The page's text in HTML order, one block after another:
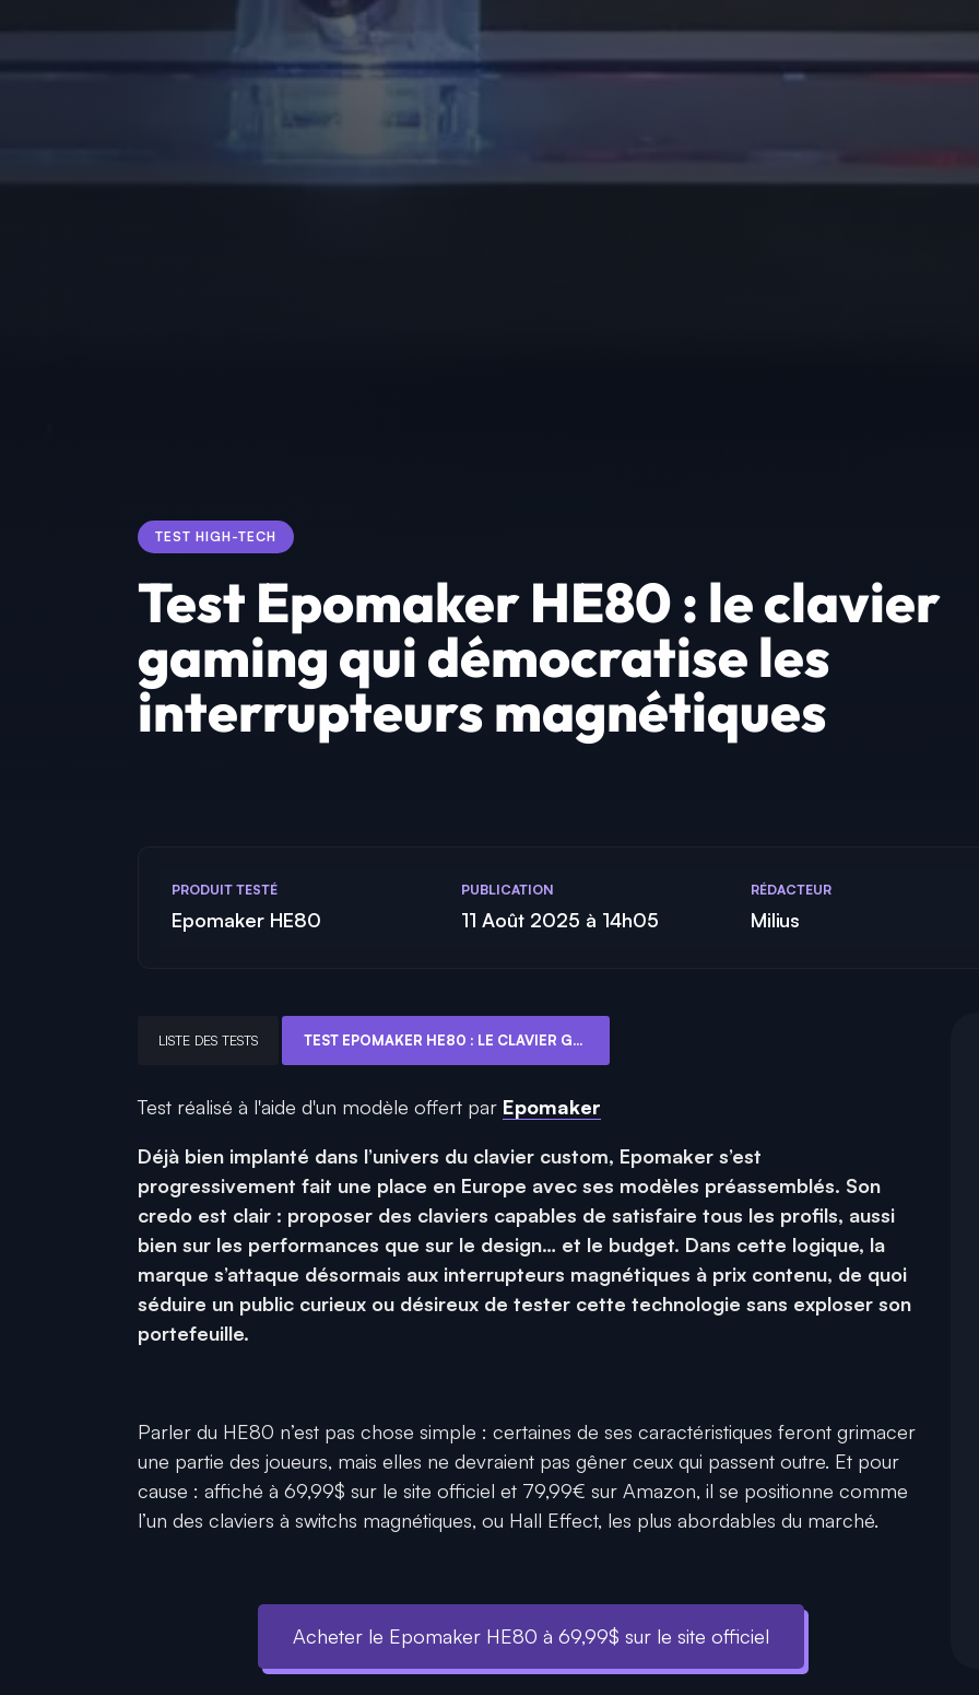
TEST HIGH-TECH
Test Epomaker HE80 : le clavier
gaming qui démocratise les
interrupteurs magnétiques
PRODUIT TESTÉ
Epomaker HE80
PUBLICATION
11 Août 2025 à 14h05
RÉDACTEUR
Milius
LISTE DES TESTS TEST EPOMAKER HE80 : LE CLAVIER GAMING QUI DÉMOCRATISE LES INTERRUPTEURS MAGNÉTIQUES
Test réalisé à l'aide d'un modèle offert par Epomaker
Déjà bien implanté dans l’univers du clavier custom, Epomaker s’est
progressivement fait une place en Europe avec ses modèles préassemblés. Son
credo est clair : proposer des claviers capables de satisfaire tous les profils, aussi
bien sur les performances que sur le design… et le budget. Dans cette logique, la
marque s’attaque désormais aux interrupteurs magnétiques à prix contenu, de quoi
séduire un public curieux ou désireux de tester cette technologie sans exploser son
portefeuille.
Parler du HE80 n’est pas chose simple : certaines de ses caractéristiques feront grimacer
une partie des joueurs, mais elles ne devraient pas gêner ceux qui passent outre. Et pour
cause : affiché à 69,99$ sur le site officiel et 79,99€ sur Amazon, il se positionne comme
l’un des claviers à switchs magnétiques, ou Hall Effect, les plus abordables du marché.
Acheter le Epomaker HE80 à 69,99$ sur le site officiel